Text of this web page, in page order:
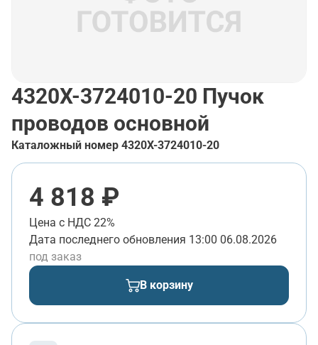
4320Х-3724010-20 Пучок
проводов основной
Каталожный номер 4320Х-3724010-20
4 818 ₽
Цена с НДС 22%
Дата последнего обновления 13:00 06.08.2026
под заказ
В корзину